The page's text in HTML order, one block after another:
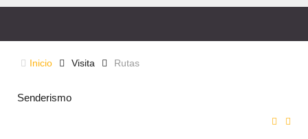
Inicio Visita Rutas
Senderismo